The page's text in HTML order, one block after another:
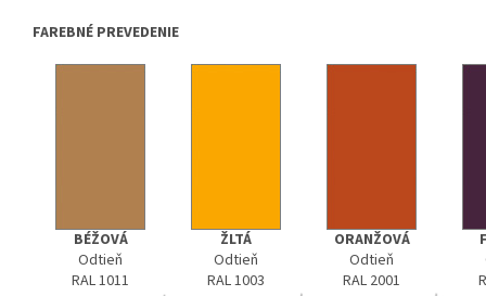
FAREBNÉ PREVEDENIE
BÉŽOVÁ
Odtieň
RAL 1011
ŽLTÁ
Odtieň
RAL 1003
ORANŽOVÁ
Odtieň
RAL 2001